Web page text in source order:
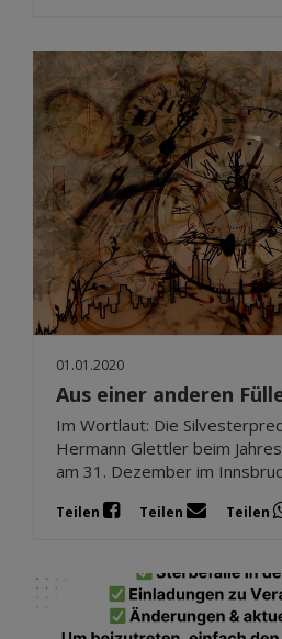
01.01.2020
Aus einer anderen
Im Wortlaut: Die
Hermann Glettler beim
am 31. Dezember im
Teilen Teilen Teilen